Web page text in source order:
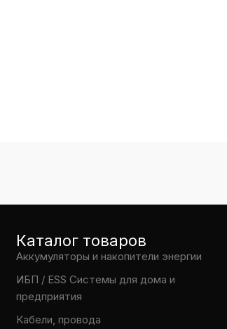
Каталог товаров
Аккумуляторы и накопители энергии
ИБП / ESS Системы для дома и
предприятия
Кабели, провода